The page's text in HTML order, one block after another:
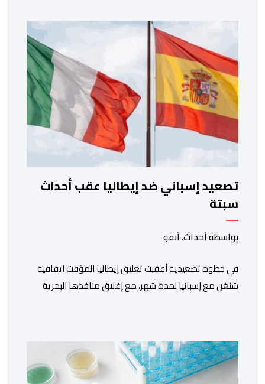
تصعيد إسباني ضد إيطاليا عقب أحداث
سبتة
بواسطة أحداث. أنفو
في خطوة تصعيدية أعقبت تعليق إيطاليا المؤقت اتفاقية
شنغن مع إسبانيا لمدة شهر، مع إغلاق منافذها البحرية
اسبانيا أمس الجمعة 07 غشت 2026، عن فرضها لإجراءات
مراقبة على حدودها للمسافرين الوافدين من إيطاليا. وكانت
اسبانيا قد أمهلت إيطاليا […]